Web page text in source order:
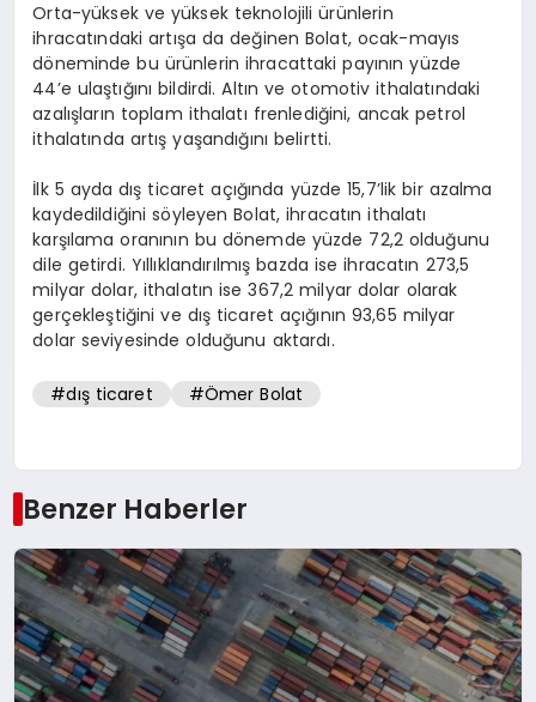
Orta-yüksek ve yüksek teknolojili ürünlerin
ihracatındaki artışa da değinen Bolat, ocak-mayıs
döneminde bu ürünlerin ihracattaki payının yüzde
44’e ulaştığını bildirdi. Altın ve otomotiv ithalatındaki
azalışların toplam ithalatı frenlediğini, ancak petrol
ithalatında artış yaşandığını belirtti.
İlk 5 ayda dış ticaret açığında yüzde 15,7’lik bir azalma
kaydedildiğini söyleyen Bolat, ihracatın ithalatı
karşılama oranının bu dönemde yüzde 72,2 olduğunu
dile getirdi. Yıllıklandırılmış bazda ise ihracatın 273,5
milyar dolar, ithalatın ise 367,2 milyar dolar olarak
gerçekleştiğini ve dış ticaret açığının 93,65 milyar
dolar seviyesinde olduğunu aktardı.
#dış ticaret #Ömer Bolat
Benzer Haberler